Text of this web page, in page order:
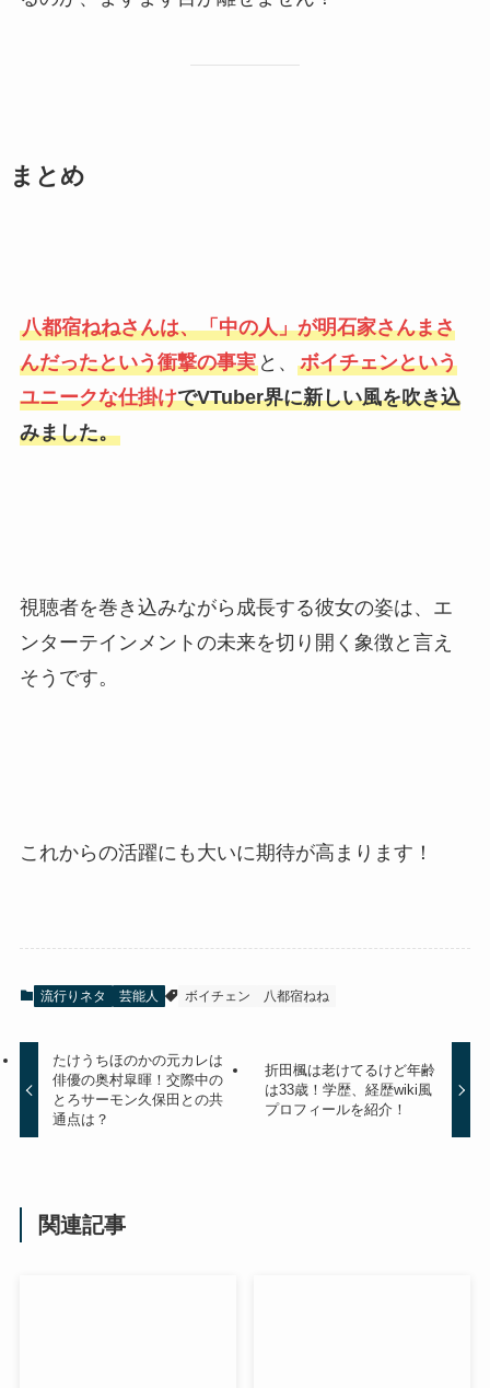
まとめ
八都宿ねねさんは、「中の人」が明石家さんまさ
んだったという衝撃の事実と、 ボイチェンという
ユニークな仕掛けでVTuber界に新しい風を吹き込
みました。
視聴者を巻き込みながら成長する彼女の姿は、エ
ンターテインメントの未来を切り開く象徴と言え
そうです。
これからの活躍にも大いに期待が高まります！
流行りネタ 芸能人 ボイチェン 八都宿ねね
たけうちほのかの元カレは
俳優の奥村皐暉！交際中の
とろサーモン久保田との共
通点は？
折田楓は老けてるけど年齢
は33歳！学歴、経歴wiki風
プロフィールを紹介！
関連記事